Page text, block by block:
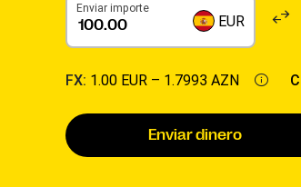
Enviar importe
EUR
FX: 1.00 EUR – 1.7993 AZN
Enviar dinero